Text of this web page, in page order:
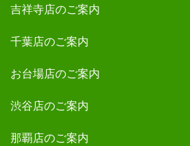
吉祥寺店のご案内
千葉店のご案内
お台場店のご案内
渋谷店のご案内
那覇店のご案内